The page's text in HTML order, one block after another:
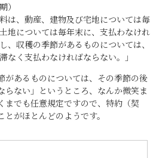
）
は、動産、建物及び宅地については毎
地については毎年末に、支払わなけれ
、収穫の季節があるものについては、
なく支払わなければならない。」
あるものについては、その季節の後
らない」というところ、なんか微笑ま
までも任意規定ですので、特約（契
がほとんどのようです。